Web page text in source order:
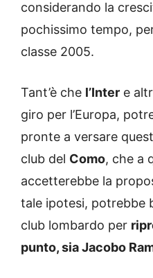
considerando la
pochissimo tempo,
classe 2005.
Tant’è che l’Inter e
giro per l’Europa,
pronte a versare
club del Como, che a
accetterebbe la
tale ipotesi, potrebbe
club lombardo per
punto, sia Jacobo